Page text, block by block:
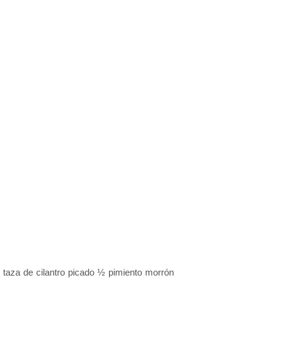
de cilantro picado ½ pimiento morrón